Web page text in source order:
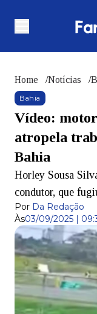
Home /Notícias /
Bahia
Vídeo:
atropela
Bahia
Horley Sousa
condutor, que
Por Da Redação
Às03/09/2025 |